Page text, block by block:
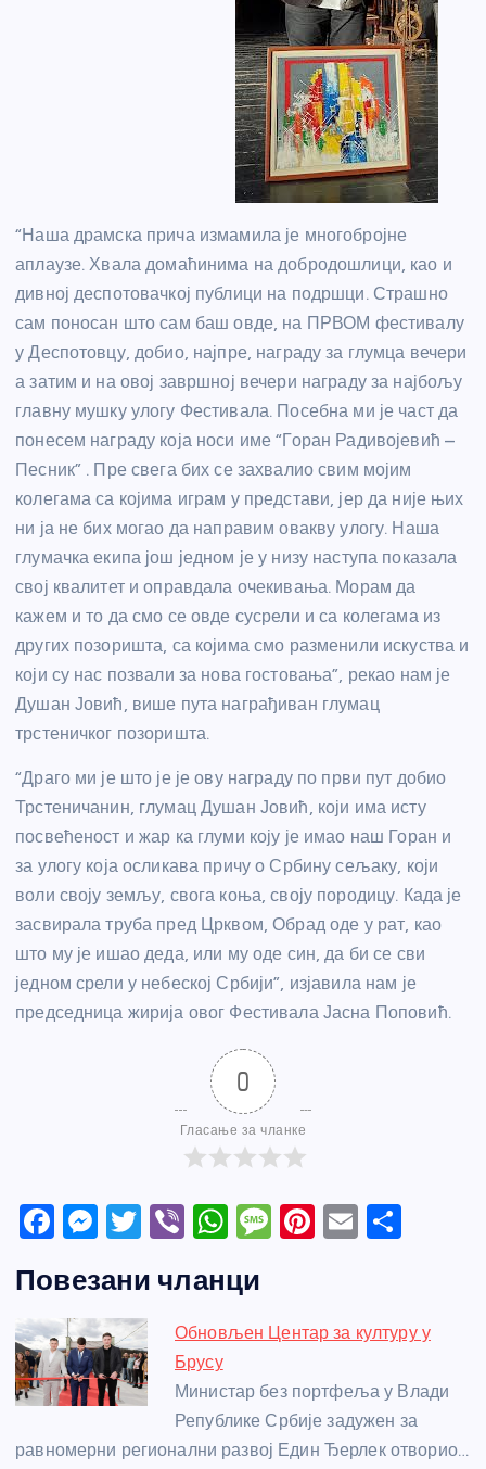
“Наша драмска прича измамила је многобројне
аплаузе. Хвала домаћинима на добродошлици, као и
дивној деспотовачкој публици на подршци. Страшно
сам поносан што сам баш овде, на ПРВОМ фестивалу
у Деспотовцу, добио, најпре, награду за глумца вечери
а затим и на овој завршној вечери награду за најбољу
главну мушку улогу Фестивала. Посебна ми је част да
понесем награду која носи име “Горан Радивојевић –
Песник” . Пре свега бих се захвалио свим мојим
колегама са којима играм у представи, јер да није њих
ни ја не бих могао да направим овакву улогу. Наша
глумачка екипа још једном је у низу наступа показала
свој квалитет и оправдала очекивања. Морам да
кажем и то да смо се овде сусрели и са колегама из
других позоришта, са којима смо разменили искуства и
који су нас позвали за нова гостовања”, рекао нам је
Душан Јовић, више пута награђиван глумац
трстеничког позоришта.
“Драго ми је што је је ову награду по први пут добио
Трстеничанин, глумац Душан Јовић, који има исту
посвећеност и жар ка глуми коју је имао наш Горан и
за улогу која осликава причу о Србину сељаку, који
воли своју земљу, свога коња, своју породицу. Када је
засвирала труба пред Црквом, Обрад оде у рат, као
што му је ишао деда, или му оде син, да би се сви
једном срели у небеској Србији”, изјавила нам је
председница жирија овог Фестивала Јасна Поповић.
0
Гласање за чланке
F
c
e
b
o
M
ss
e
n
g
T
itt
er
Vi
er
W
at
s
p
p
M
a
e
Pi
e
E
e
Повезани чланци
Обновљен Центар за културу у
Брусу
Министар без портфеља у Влади
Републике Србије задужен за
равномерни регионални развој Един Ђерлек отворио…